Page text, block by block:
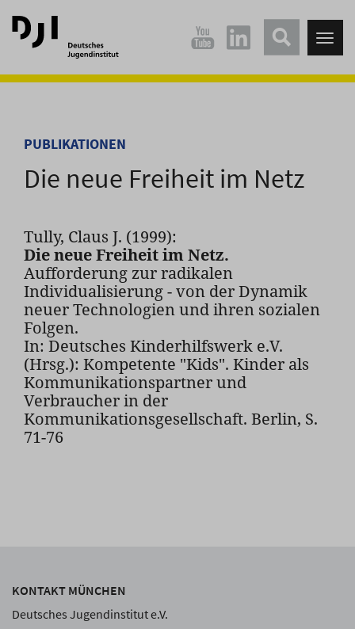
Direkt
zum
Hauptinhalt
Direkt
zum
Hauptmenü
PUBLIKATIONEN
Die neue Freiheit im Netz
Tully, Claus J. (1999):
Die neue Freiheit im Netz.
Aufforderung zur radikalen
Individualisierung - von der Dynamik
neuer Technologien und ihren sozialen
Folgen.
In: Deutsches Kinderhilfswerk e.V.
(Hrsg.): Kompetente "Kids". Kinder als
Kommunikationspartner und
Verbraucher in der
Kommunikationsgesellschaft. Berlin, S.
71-76
KONTAKT MÜNCHEN
Deutsches Jugendinstitut e.V.